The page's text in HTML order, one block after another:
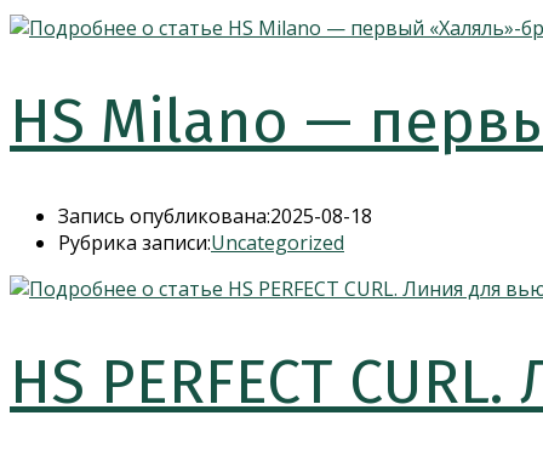
HS Milano —
Запись опубликована:2025-08-18
Рубрика записи:Uncategorized
HS PERFECT